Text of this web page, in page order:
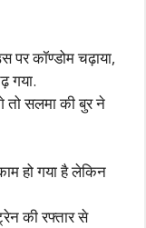
कॉण्डोम चढ़ाया,
गया.
सलमा की बुर ने
हो गया है लेकिन
की रफ्तार से